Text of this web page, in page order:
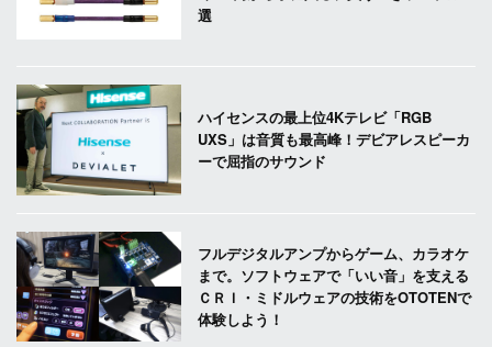
選
ハイセンスの最上位4Kテレビ「RGB
UXS」は音質も最高峰！デビアレスピーカ
ーで屈指のサウンド
フルデジタルアンプからゲーム、カラオケ
まで。ソフトウェアで「いい音」を支える
ＣＲＩ・ミドルウェアの技術をOTOTENで
体験しよう！